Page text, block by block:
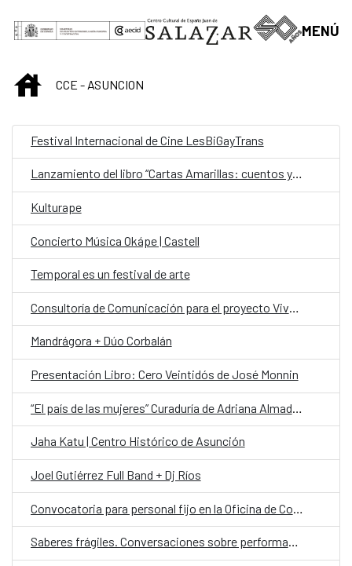
Saltar al contenido principal
MENÚ
INICIOCCE - ASUNCION
Festival Internacional de Cine LesBiGayTrans
Lanzamiento del libro “Cartas Amarillas: cuentos y relatos” de Lourdes Talavera.
Kulturape
Concierto Música Okápe | Castell
Temporal es un festival de arte
Consultoría de Comunicación para el proyecto Viva el Parque Caballero
Mandrágora + Dúo Corbalán
Presentación Libro: Cero Veintidós de José Monnin
Jaha Katu | Centro Histórico de Asunción
Joel Gutiérrez Full Band + Dj Ríos
Saberes frágiles. Conversaciones sobre performance y política desde América Latina